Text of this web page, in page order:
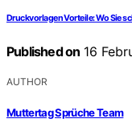
Druckvorlagen Vorteile: Wo Sie
Published on 16
AUTHOR
Muttertag Sprüche Team